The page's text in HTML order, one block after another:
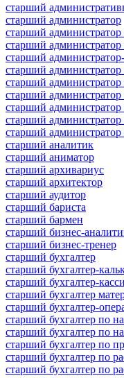
старший
старший администратор
старший
старший администратор
старший
старший
старший администратор
старший администратор
старший администратор
старший
старший
старший аналитик
старший аниматор
старший архивариус
старший архитектор
старший аудитор
старший бариста
старший бармен
старший бизнес-
старший бизнес-тренер
старший бухгалтер
старший бухгалтер-
старший бухгалтер-
старший бухгалтер
старший бухгалтер-
старший бухгалтер по
старший бухгалтер по
старший бухгалтер по
старший бухгалтер по
старший бухгалтер по